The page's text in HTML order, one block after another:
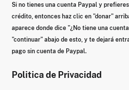
Si no tienes una cuenta Paypal y
crédito, entonces haz clic en "donar"
aparece donde dice "¿No tiene una
"continuar" abajo de esto, y te dejará
pago sin cuenta de Paypal.
Politica de Privacidad